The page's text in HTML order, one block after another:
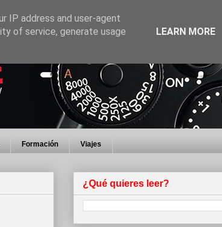
Formación Viajes
¿Qué quieres leer?
IP address and user-agent
of service, generate usage
LEARN MORE